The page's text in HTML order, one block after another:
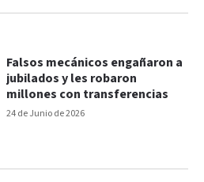
24 de Junio de 2026
Falsos mecánicos engañaron a
jubilados y les robaron
millones con transferencias